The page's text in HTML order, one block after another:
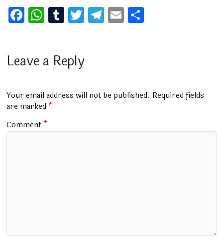
F
a
b
o
k
W
h
s
p
p
T
u
bl
T
wi
er
T
el
m
E
m
Leave a Reply
Your email address will not be published. Required fields
are marked *
Comment *